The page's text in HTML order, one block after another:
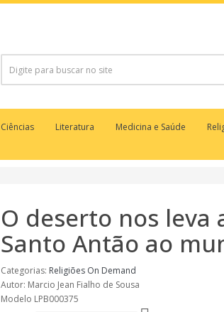
Ciências Literatura Medicina e Saúde
O deserto nos leva
Santo Antão ao
Categorias: Religiões On Demand
Autor: Marcio Jean Fialho de Sousa
Modelo LPB000375